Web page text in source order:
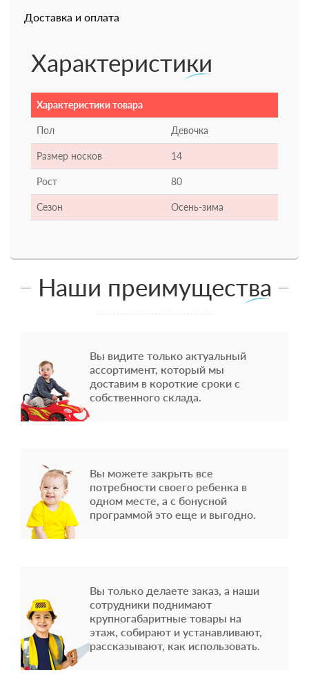
Доставка и оплата
Характеристики
Характеристики товара
Пол Девочка
Размер носков 14
Рост 80
Сезон Осень-зима
Наши преимущества
Вы видите только актуальный
ассортимент, который мы
доставим в короткие сроки с
собственного склада.
Вы можете закрыть все
потребности своего ребенка в
одном месте, а с бонусной
программой это еще и выгодно.
Вы только делаете заказ, а наши
сотрудники поднимают
крупногабаритные товары на
этаж, собирают и устанавливают,
рассказывают, как использовать.